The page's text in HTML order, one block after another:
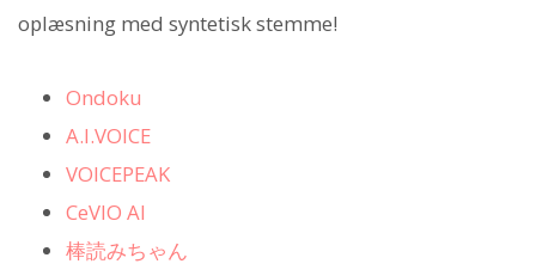
oplæsning med syntetisk stemme!
Ondoku
A.I.VOICE
VOICEPEAK
CeVIO AI
棒読みちゃん